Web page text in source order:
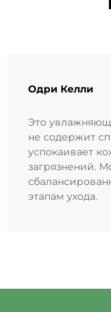
Одри Келли
Это
не содержит
успокаивает
загрязнений.
этапам ухода.